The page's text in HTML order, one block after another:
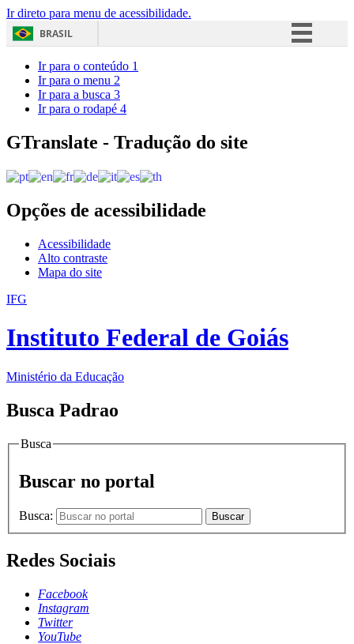
Ir direto para menu de acessibilidade.
BRASIL
Acesso à informação
Ir para o conteúdo 1
Ir para o menu 2
Ir para a busca 3
Ir para o rodapé 4
GTranslate - Tradução do site
Opções de acessibilidade
Acessibilidade
Alto contraste
Mapa do site
IFG
Instituto Federal de Goiás
Ministério da Educação
Busca Padrao
Busca
Buscar no portal
Busca: Buscar
Redes Sociais
Facebook
Instagram
Twitter
YouTube